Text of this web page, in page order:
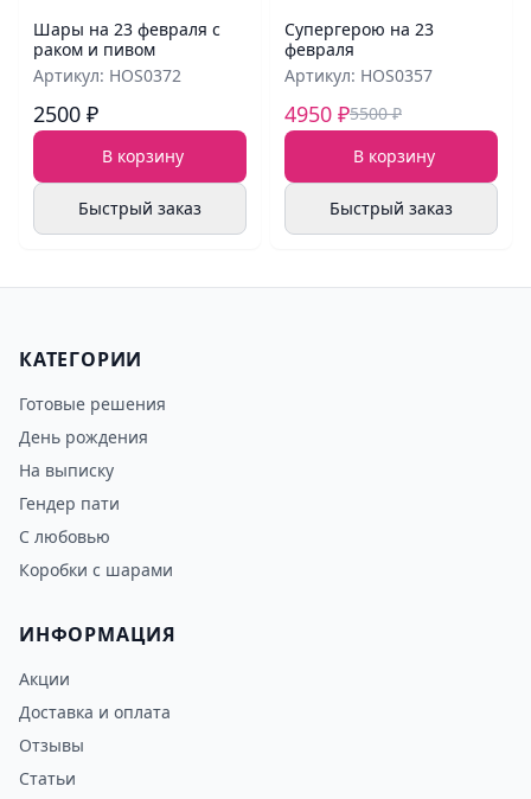
Шары на 23 февраля с
раком и пивом
Артикул: HOS0372
2500 ₽
В корзину
Быстрый заказ
Супергерою на 23
февраля
Артикул: HOS0357
4950 ₽5500 ₽
В корзину
Быстрый заказ
КАТЕГОРИИ
Готовые решения
День рождения
На выписку
Гендер пати
С любовью
Коробки с шарами
ИНФОРМАЦИЯ
Акции
Доставка и оплата
Отзывы
Статьи